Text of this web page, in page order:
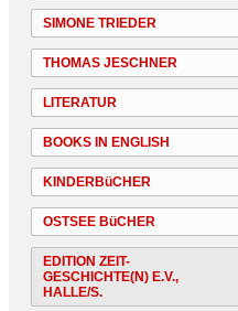
SIMONE TRIEDER
THOMAS JESCHNER
LITERATUR
BOOKS IN ENGLISH
KINDERBüCHER
OSTSEE BüCHER
EDITION ZEIT-
GESCHICHTE(N) E.V.,
HALLE/S.